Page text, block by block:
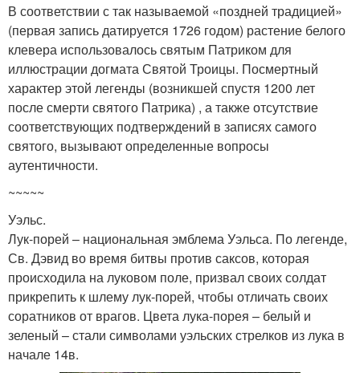
В соответствии с так называемой «поздней традицией»
(первая запись датируется 1726 годом) растение белого
клевера использовалось святым Патриком для
иллюстрации догмата Святой Троицы. Посмертный
характер этой легенды (возникшей спустя 1200 лет
после смерти святого Патрика) , а также отсутствие
соответствующих подтверждений в записях самого
святого, вызывают определенные вопросы
аутентичности.
~~~~~
Уэльс.
Лук-порей – национальная эмблема Уэльса. По легенде,
Св. Дэвид во время битвы против саксов, которая
происходила на луковом поле, призвал своих солдат
прикрепить к шлему лук-порей, чтобы отличать своих
соратников от врагов. Цвета лука-порея – белый и
зеленый – стали символами уэльских стрелков из лука в
начале 14в.